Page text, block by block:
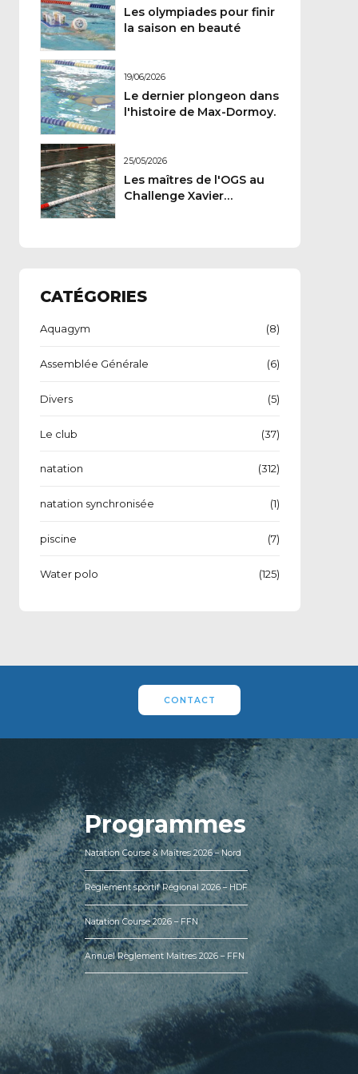
Les olympiades pour finir
la saison en beauté
19/06/2026
Le dernier plongeon dans
l'histoire de Max-Dormoy.
25/05/2026
Les maîtres de l'OGS au
Challenge Xavier
CATÉGORIES
Aquagym (8)
Assemblée Générale (6)
Divers (5)
Le club (37)
natation (312)
natation synchronisée (1)
piscine (7)
Water polo (125)
CONTACT
Programmes
Natation Course & Maîtres 2026 – Nord
Règlement sportif Régional 2026 – HDF
Natation Course 2026 – FFN
Annuel Règlement Maîtres 2026 – FFN